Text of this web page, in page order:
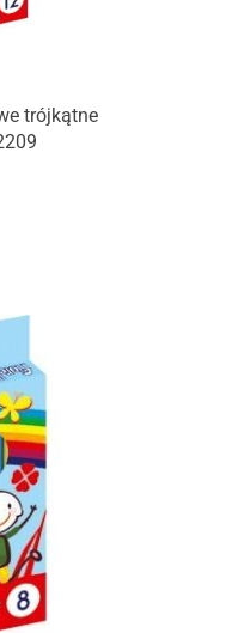
trójkątne